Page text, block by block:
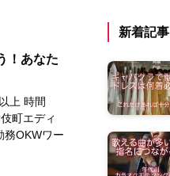
！あなた
上 時間
町エディ
務OKWワー
新着記事